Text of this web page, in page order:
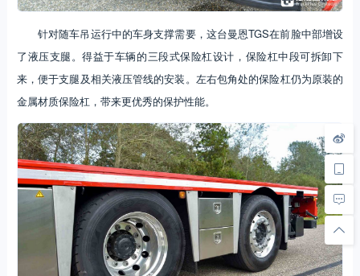
针对随车吊运行中的车身支撑需要，这台曼恩TGS在前脸中部增设
了液压支腿。得益于车辆的三段式保险杠设计，保险杠中段可拆卸下
来，便于支腿及相关液压管线的安装。左右包角处的保险杠仍为原装的
金属材质保险杠，带来更优秀的保护性能。